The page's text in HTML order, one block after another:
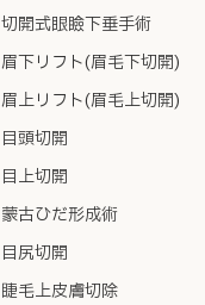
切開式眼瞼下垂手術
眉下リフト(眉毛下切開)
眉上リフト(眉毛上切開)
目頭切開
目上切開
蒙古ひだ形成術
目尻切開
睫毛上皮膚切除